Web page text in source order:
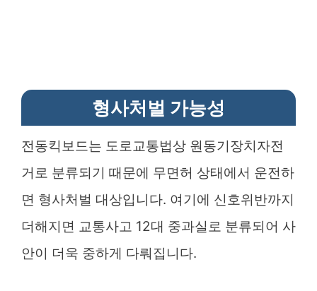
형사처벌 가능성
전동킥보드는 도로교통법상 원동기장치자전
거로 분류되기 때문에 무면허 상태에서 운전하
면 형사처벌 대상입니다. 여기에 신호위반까지
더해지면 교통사고 12대 중과실로 분류되어 사
안이 더욱 중하게 다뤄집니다.